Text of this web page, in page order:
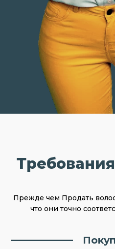
Прежде чем Продать
что они точно